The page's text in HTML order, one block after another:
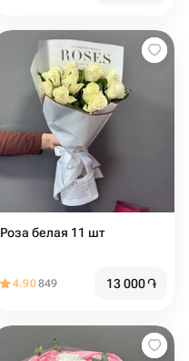
Роза белая 11 шт
4.90849 13 000֏